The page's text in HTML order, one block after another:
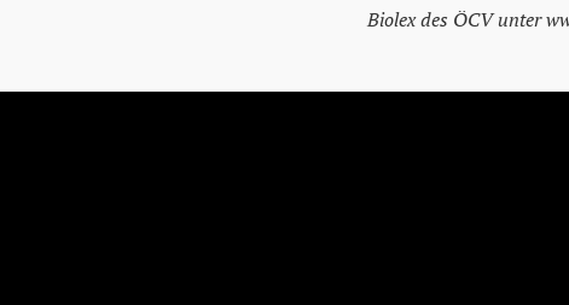
Biolex des ÖCV unter